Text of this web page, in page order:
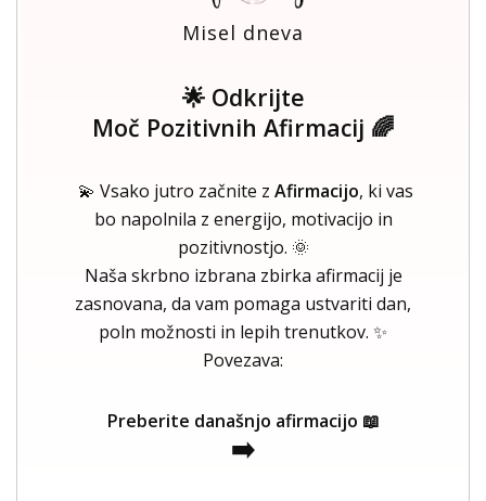
Misel dneva
🌟 Odkrijte
Moč Pozitivnih Afirmacij 🌈
💫 Vsako jutro začnite z Afirmacijo, ki vas
bo napolnila z energijo, motivacijo in
pozitivnostjo. 🌞
Naša skrbno izbrana zbirka afirmacij je
zasnovana, da vam pomaga ustvariti dan,
poln možnosti in lepih trenutkov. ✨
Povezava:
Preberite današnjo afirmacijo 📖
➡️